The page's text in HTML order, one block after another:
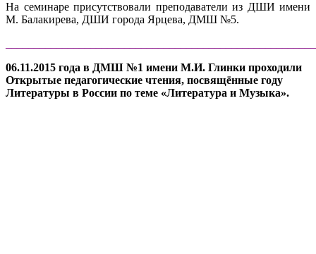
На семинаре присутствовали преподаватели из ДШИ имени
М. Балакирева, ДШИ города Ярцева, ДМШ №5.
06.11.2015 года в ДМШ №1 имени М.И. Глинки проходили
Открытые педагогические чтения, посвящённые году
Литературы в России по теме «Литература и Музыка».